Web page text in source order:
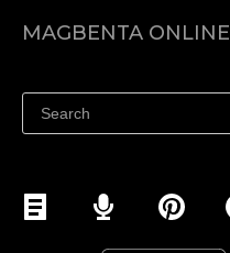
Help center
MAGBENTA ONLINE
Ibenta sa Facebook